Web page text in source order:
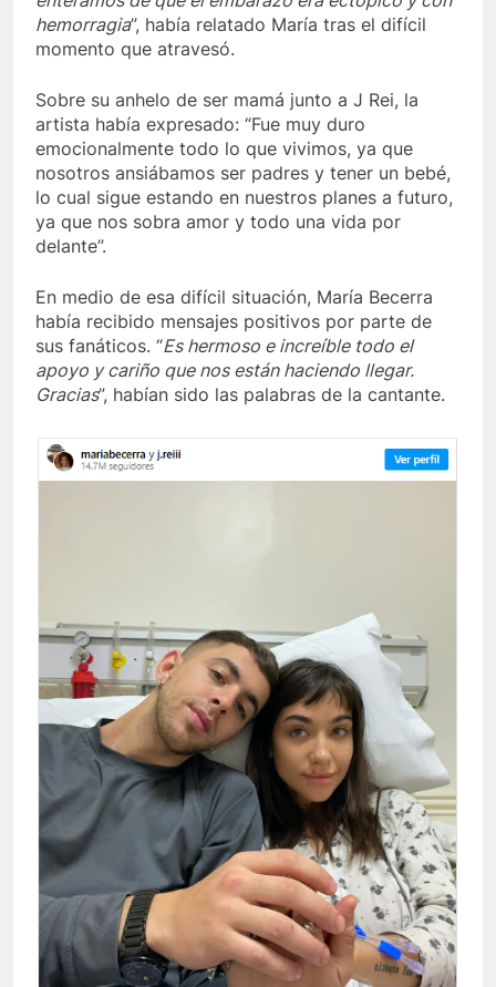
hemorragia”, había relatado María tras el difícil
momento que atravesó.
Sobre su anhelo de ser mamá junto a J Rei, la
artista había expresado: “Fue muy duro
emocionalmente todo lo que vivimos, ya que
nosotros ansiábamos ser padres y tener un bebé,
lo cual sigue estando en nuestros planes a futuro,
ya que nos sobra amor y todo una vida por
delante”.
En medio de esa difícil situación, María Becerra
había recibido mensajes positivos por parte de
sus fanáticos. “Es hermoso e increíble todo el
apoyo y cariño que nos están haciendo llegar.
Gracias”, habían sido las palabras de la cantante.